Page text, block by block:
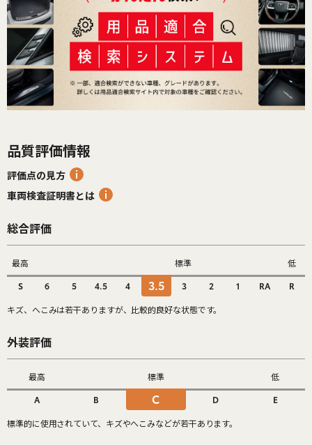
品質評価情報
評価点の見方
車両検査証明書とは
総合評価
最高 標準 低
S 6 5 4.5 4 3.5 3 2 1 RA R
キズ、へこみは若干ありますが、比較的良好な状態です。
外装評価
最高 標準 低
A B C D E
標準的に使用されていて、キズやへこみなどが若干あります。